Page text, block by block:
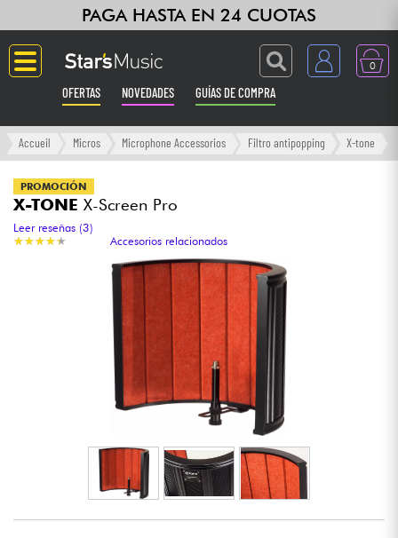
PAGA HASTA EN 24 CUOTAS
0
OFERTAS NOVEDADES GUÍAS DE COMPRA
Langue
Guitarras & Bajos
Ampli & Efectos
Sintetizadores & samplers
Grabación
Auriculares
Micros
Accueil Micros Microphone Accessorios Filtro antipopping X-tone
PROMOCIÓN
X-TONE X-Screen Pro
★★★★★
★★★★★
Leer reseñas (3)
Accesorios relacionados